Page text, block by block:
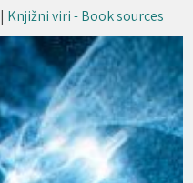
| Knjižni viri - Book sources